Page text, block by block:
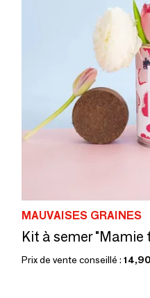
MAUVAISES GRAINES
Kit à semer "Mamie
Prix de vente conseillé :